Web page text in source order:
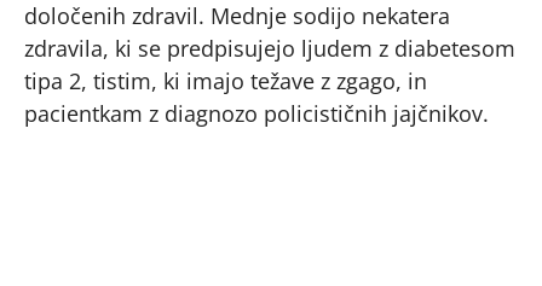
določenih zdravil. Mednje sodijo nekatera
zdravila, ki se predpisujejo ljudem z diabetesom
tipa 2, tistim, ki imajo težave z zgago, in
pacientkam z diagnozo policističnih jajčnikov.